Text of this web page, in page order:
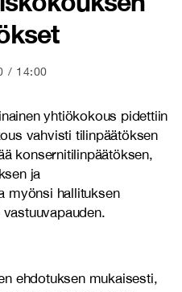
14:00
yhtiökokous pidettiin
vahvisti tilinpäätöksen
konsernitilinpäätöksen,
ja
myönsi hallituksen
ehdotuksen mukaisesti,